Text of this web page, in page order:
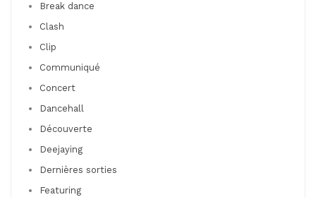
Break dance
Clash
Clip
Communiqué
Concert
Dancehall
Découverte
Deejaying
Dernières sorties
Featuring